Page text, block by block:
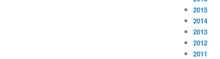
2015
2014
2013
2012
2011